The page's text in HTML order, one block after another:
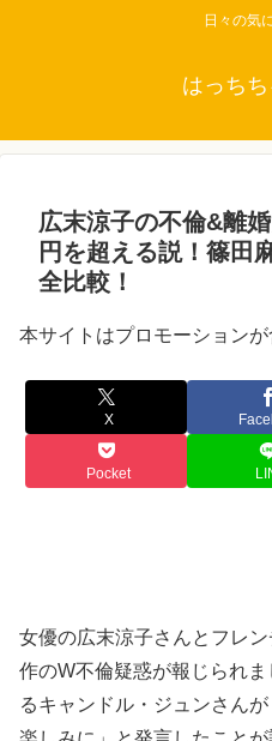
日々の気
はっち
広末涼子の不倫&離
円を超える説！篠田
全比較！
本サイトはプロモーション
X
Pocket
女優の広末涼子さんとフレ
作のW不倫疑惑が報じられ
るキャンドル・ジュンさん